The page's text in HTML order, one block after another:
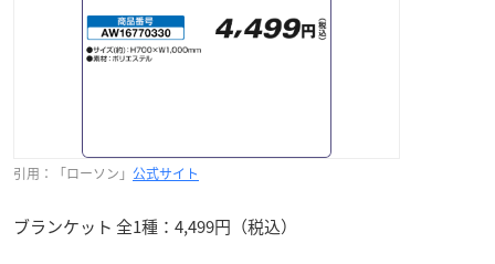
引用：「ローソン」 公式サイト
ブランケット 全1種：4,499円（税込）